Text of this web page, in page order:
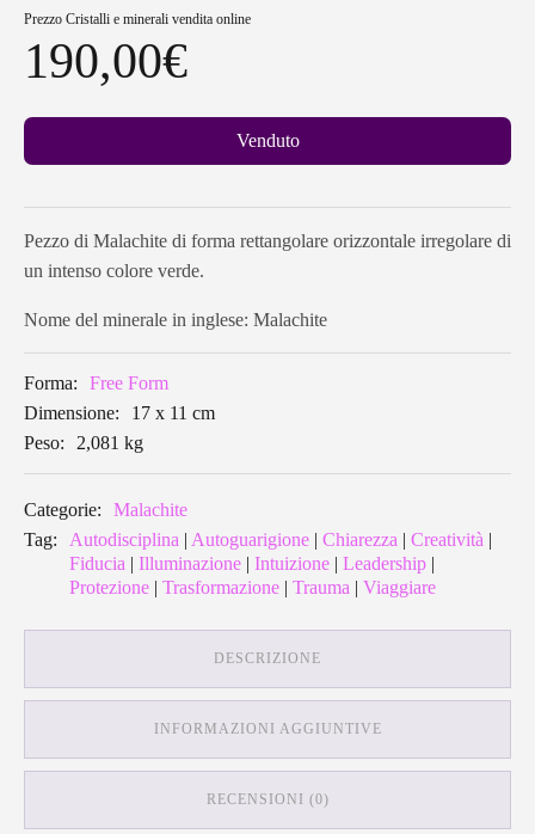
Prezzo Cristalli e minerali vendita online
190,00€
Venduto
Pezzo di Malachite di forma rettangolare orizzontale irregolare di
un intenso colore verde.
Nome del minerale in inglese: Malachite
Forma:
Free Form
Dimensione:
17 x 11 cm
Peso:
2,081 kg
Categorie:
Malachite
Tag:
Autodisciplina Autoguarigione Chiarezza Creatività
Fiducia
Illuminazione Intuizione Leadership
Protezione
Trasformazione Trauma Viaggiare
DESCRIZIONE
INFORMAZIONI AGGIUNTIVE
RECENSIONI (0)